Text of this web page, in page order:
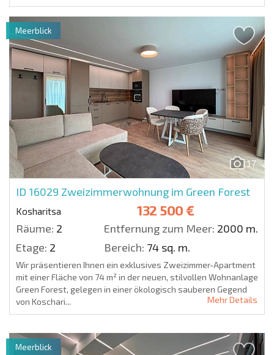
17
ID 16029 Zweizimmerwohnung im Green Forest
Kosharitsa 132 500 €
Räume: 2 Entfernung zum Meer: 2000 m.
Etage: 2 Bereich: 74 sq. m.
Meerblick
Wir präsentieren Ihnen ein exklusives Zweizimmer-Apartment
mit einer Fläche von 74 m² in der neuen, stilvollen Wohnanlage
Green Forest, gelegen in einer ökologisch sauberen Gegend
von Koschari...
Mehr Details
Meerblick